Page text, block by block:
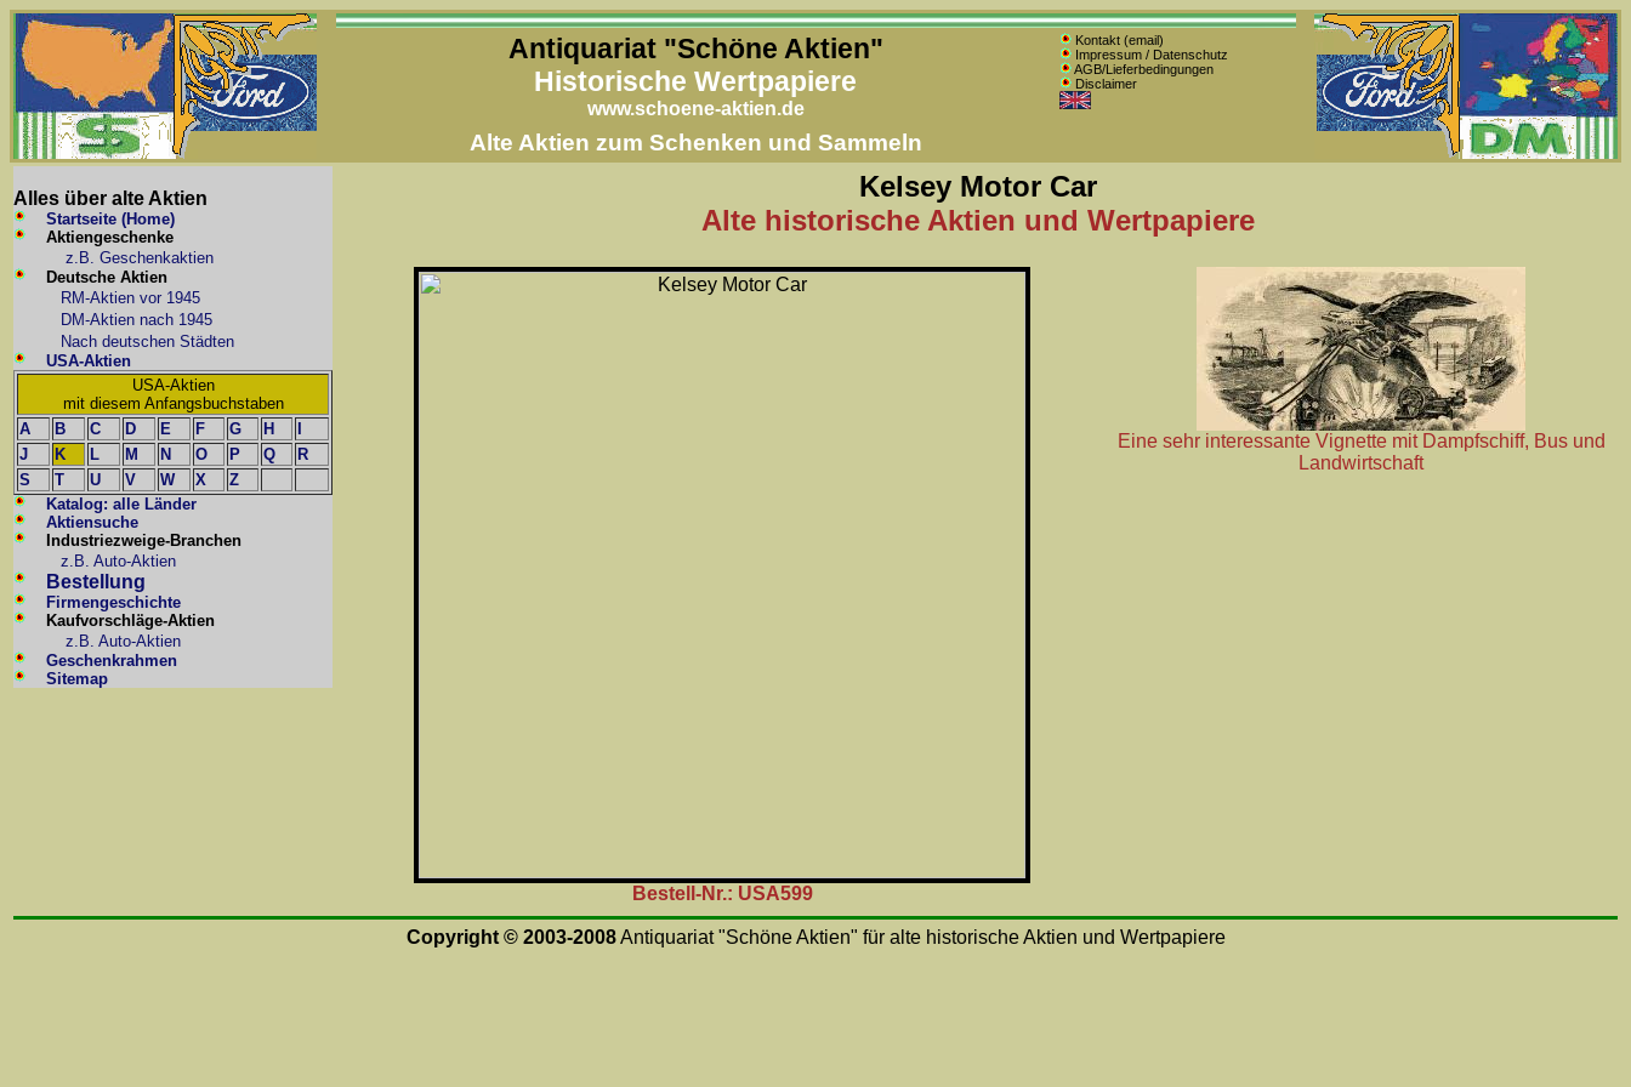
Antiquariat "Schöne Aktien"
Historische Wertpapiere
www.schoene-aktien.de
Kontakt (email)
Impressum / Datenschutz
AGB/Lieferbedingungen
Disclaimer
Alte Aktien zum Schenken und Sammeln
Alles über alte Aktien
Startseite (Home)
Aktiengeschenke
z.B. Geschenkaktien
Deutsche Aktien
RM-Aktien vor 1945
DM-Aktien nach 1945
Nach deutschen Städten
USA-Aktien
USA-Aktien
mit diesem Anfangsbuchstaben
A
B C D E F G H
J
K L M N O P Q
R
S
T U V W X
Z
Katalog: alle Länder
Aktiensuche
Industriezweige-Branchen
z.B. Auto-Aktien
Bestellung
Firmengeschichte
Kaufvorschläge-Aktien
z.B. Auto-Aktien
Geschenkrahmen
Sitemap
Kelsey Motor Car
Alte historische Aktien und Wertpapiere
Bestell-Nr.: USA599
Eine sehr interessante Vignette mit Dampfschiff, Bus und
Landwirtschaft
Copyright © 2003-2008Antiquariat "Schöne Aktien" für alte historische Aktien und Wertpapiere